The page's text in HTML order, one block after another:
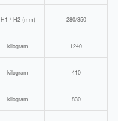
H1 / H2 (mm) 280/350
kilogram 1240
kilogram 410
kilogram 830